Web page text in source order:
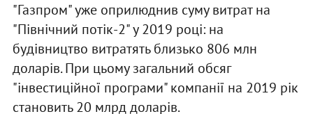
"Газпром" уже оприлюднив суму витрат на
"Північний потік-2" у 2019 році: на
будівництво витратять близько 806 млн
доларів. При цьому загальний обсяг
"інвестиційної програми" компанії на 2019 рік
становить 20 млрд доларів.